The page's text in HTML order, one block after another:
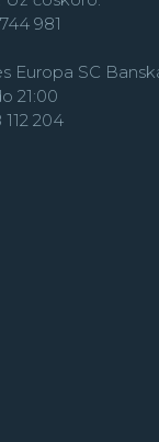
i
981
Europa SC
21:00
204